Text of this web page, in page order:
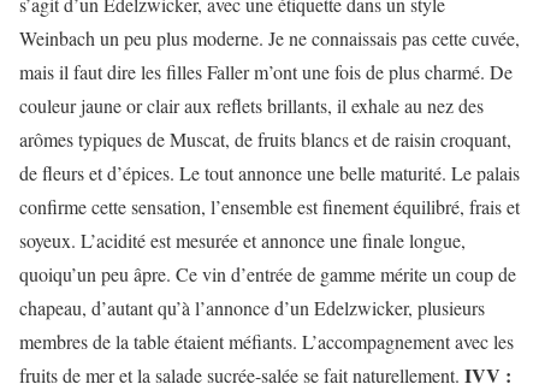
Weinbach un peu plus moderne. Je ne connaissais pas cette cuvée,
mais il faut dire les filles Faller m’ont une fois de plus charmé. De
couleur jaune or clair aux reflets brillants, il exhale au nez des
arômes typiques de Muscat, de fruits blancs et de raisin croquant,
de fleurs et d’épices. Le tout annonce une belle maturité. Le palais
confirme cette sensation, l’ensemble est finement équilibré, frais et
soyeux. L’acidité est mesurée et annonce une finale longue,
quoiqu’un peu âpre. Ce vin d’entrée de gamme mérite un coup de
chapeau, d’autant qu’à l’annonce d’un Edelzwicker, plusieurs
membres de la table étaient méfiants. L’accompagnement avec les
fruits de mer et la salade sucrée-salée se fait naturellement. IVV :